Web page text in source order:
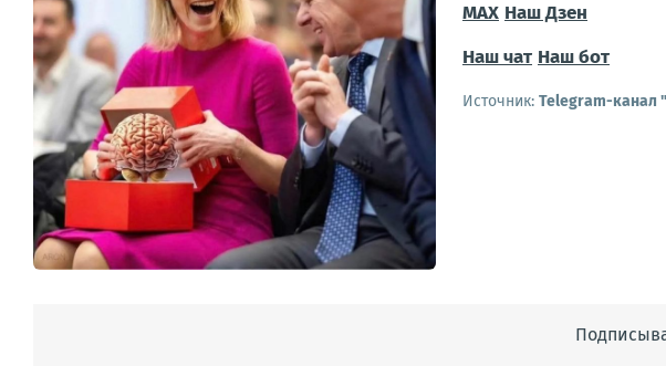
MAX Наш Дзен
Наш чат Наш бот
Источник: Telegram-канал